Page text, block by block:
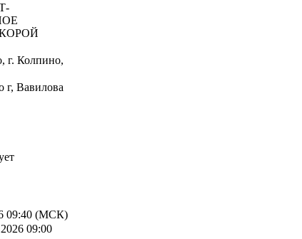
г. Колпино,
г, Вавилова
09:40 (МСК)
09:00